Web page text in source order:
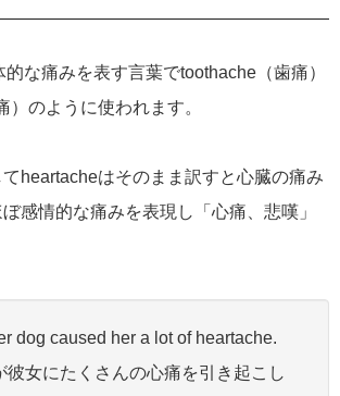
な痛みを表す言葉でtoothache（歯痛）
）のように使われます。
heartacheはそのまま訳すと心臓の痛み
感情的な痛みを表現し「心痛、悲嘆」
dog caused her a lot of heartache.
彼女にたくさんの心痛を引き起こし